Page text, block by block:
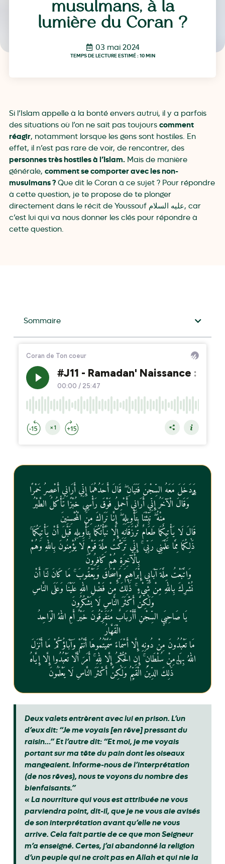
musulmans, à la
lumière du Coran ?
03 mai 2024
TEMPS DE LECTURE ESTIMÉ : 10 MIN
Si l’Islam appelle à la bonté envers autrui, il y a parfois
des situations où l’on ne sait pas toujours comment
réagir, notamment lorsque les gens sont hostiles. En
effet, il n’est pas rare de voir, de rencontrer, des
personnes très hostiles à l’Islam.Mais de manière
générale, comment se comporter avec les non-
musulmans ?Que dit le Coran à ce sujet ? Pour répondre
à cette question, je te propose de te plonger
directement dans le récit de Youssouf عليه السلام, car
c’est lui qui va nous donner les clés pour répondre à
cette question.
Sommaire
وَدَخَلَ مَعَهُ السِّجْنَ فَتَيَانِ ۖ قَالَ أَحَدُهُمَا إِنِّي أَرَانِي أَعْصِرُ خَمْرًا
ۖ وَقَالَ الْآخَرُ إِنِّي أَرَانِي أَحْمِلُ فَوْقَ رَأْسِي خُبْزًا تَأْكُلُ الطَّيْرُ
مِنْهُ ۖ نَبِّئْنَا بِتَأْوِيلِهِ ۖ إِنَّا نَرَاكَ مِنَ الْمُحْسِنِينَ
قَالَ لَا يَأْتِيكُمَا طَعَامٌ تُرْزَقَانِهِ إِلَّا نَبَّأْتُكُمَا بِتَأْوِيلِهِ قَبْلَ أَنْ يَأْتِيَكُمَا ۚ
ذَٰلِكُمَا مِمَّا عَلَّمَنِي رَبِّي ۚ إِنِّي تَرَكْتُ مِلَّةَ قَوْمٍ لَا يُؤْمِنُونَ بِاللّٰهِ وَهُمْ
بِالْآخِرَةِ هُمْ كَافِرُونَ
وَاتَّبَعْتُ مِلَّةَ آبَائِي إِبْرَاهِيمَ وَإِسْحَاقَ وَيَعْقُوبَ ۚ مَا كَانَ لَنَا أَنْ
نُشْرِكَ بِاللّٰهِ مِنْ شَيْءٍ ۚ ذَٰلِكَ مِنْ فَضْلِ اللّٰهِ عَلَيْنَا وَعَلَى النَّاسِ
وَلَٰكِنَّ أَكْثَرَ النَّاسِ لَا يَشْكُرُونَ
يَا صَاحِبَيِ السِّجْنِ أَأَرْبَابٌ مُتَفَرِّقُونَ خَيْرٌ أَمِ اللّٰهُ الْوَاحِدُ
الْقَهَّارُ
مَا تَعْبُدُونَ مِنْ دُونِهِ إِلَّا أَسْمَاءً سَمَّيْتُمُوهَا أَنْتُمْ وَآبَاؤُكُمْ مَا أَنْزَلَ
اللّٰهُ بِهَا مِنْ سُلْطَانٍ ۚ إِنِ الْحُكْمُ إِلَّا لِلّٰهِ ۚ أَمَرَ أَلَّا تَعْبُدُوا إِلَّا إِيَّاهُ
ۚ ذَٰلِكَ الدِّينُ الْقَيِّمُ وَلَٰكِنَّ أَكْثَرَ النَّاسِ لَا يَعْلَمُونَ
Deux valets entrèrent avec lui en prison. L’un
d’eux dit: “Je me voyais [en rêve] pressant du
raisin…” Et l’autre dit: “Et moi, je me voyais
portant sur ma tête du pain dont les oiseaux
mangeaient. Informe-nous de l’interprétation
(de nos rêves), nous te voyons du nombre des
bienfaisants.”
« La nourriture qui vous est attribuée ne vous
parviendra point, dit-il, que je ne vous aie avisés
de son interprétation avant qu’elle ne vous
arrive. Cela fait partie de ce que mon Seigneur
m’a enseigné. Certes, j’ai abandonné la religion
d’un peuple qui ne croit pas en Allah et qui nie la